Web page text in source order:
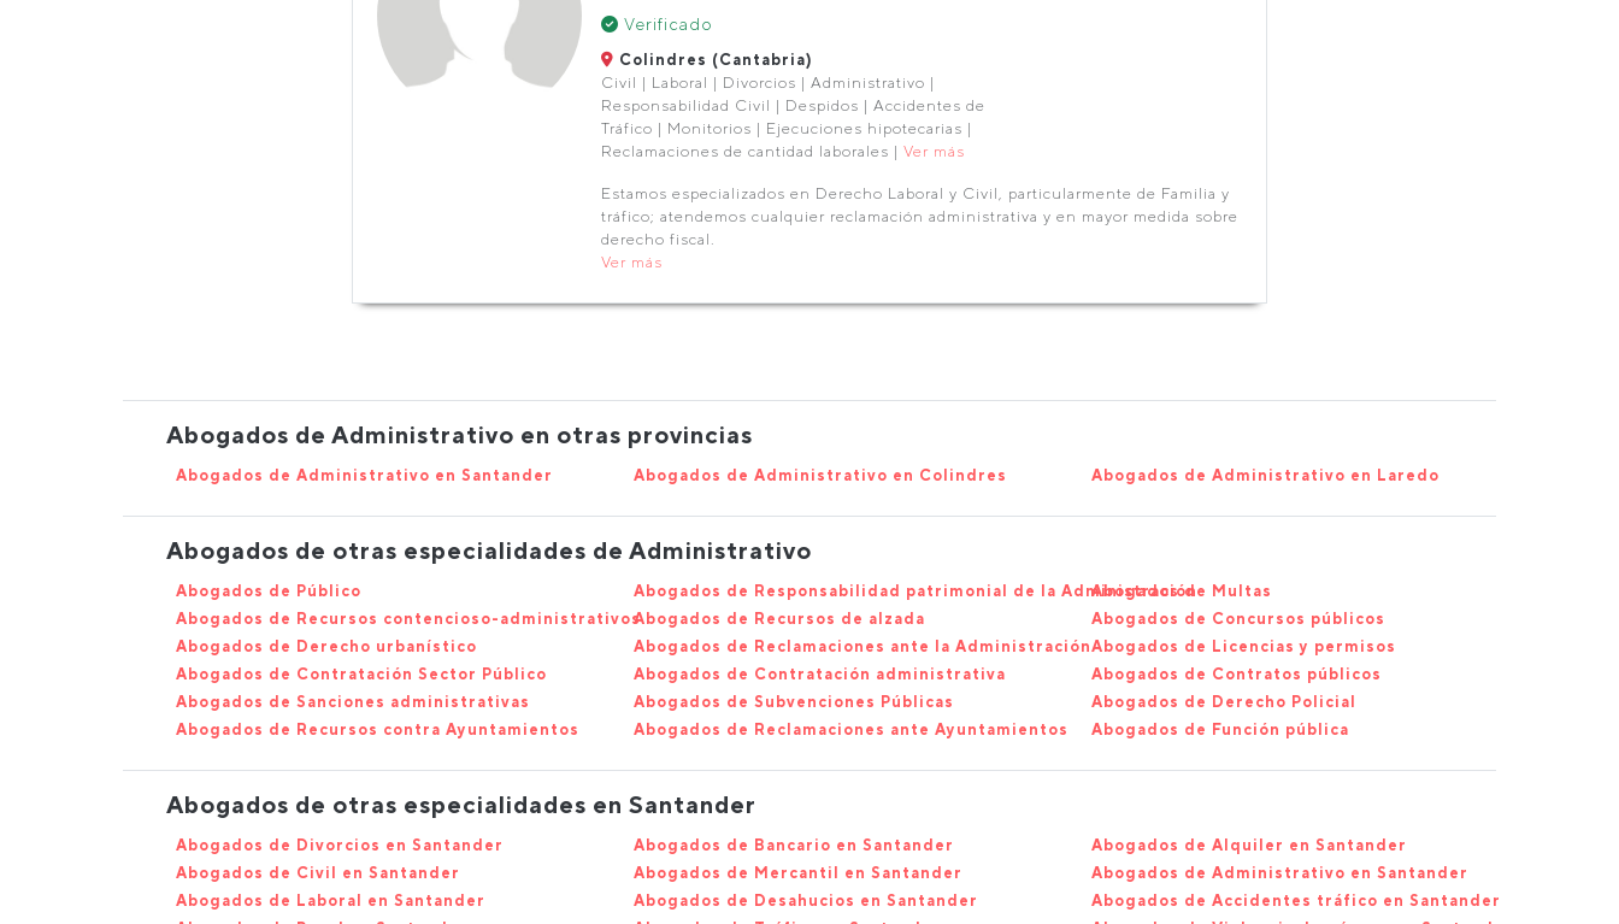
Verificado
Colindres (Cantabria)
Civil | Laboral | Divorcios | Administrativo |
Responsabilidad Civil | Despidos | Accidentes de
Tráfico | Monitorios | Ejecuciones hipotecarias |
Reclamaciones de cantidad laborales | Ver más
Estamos especializados en Derecho Laboral y Civil, particularmente de Familia y
tráfico; atendemos cualquier reclamación administrativa y en mayor medida sobre
derecho fiscal.
Ver más
Abogados de Administrativo en otras provincias
Abogados de Administrativo en Santander Abogados de Administrativo en Colindres Abogados de Administrativo en Laredo
Abogados de otras especialidades de Administrativo
Abogados de Público
Abogados de Recursos contencioso-administrativos
Abogados de Derecho urbanístico
Abogados de Contratación Sector Público
Abogados de Sanciones administrativas
Abogados de Recursos contra Ayuntamientos
Abogados de Responsabilidad patrimonial de la Administración
Abogados de Recursos de alzada
Abogados de Reclamaciones ante la Administración
Abogados de Contratación administrativa
Abogados de Subvenciones Públicas
Abogados de Reclamaciones ante Ayuntamientos
Abogados de Multas
Abogados de Concursos públicos
Abogados de Licencias y permisos
Abogados de Contratos públicos
Abogados de Derecho Policial
Abogados de Función pública
Abogados de otras especialidades en Santander
Abogados de Divorcios en Santander
Abogados de Civil en Santander
Abogados de Laboral en Santander
Abogados de Bancario en Santander
Abogados de Mercantil en Santander
Abogados de Desahucios en Santander
Abogados de Alquiler en Santander
Abogados de Administrativo en Santander
Abogados de Accidentes tráfico en Santander